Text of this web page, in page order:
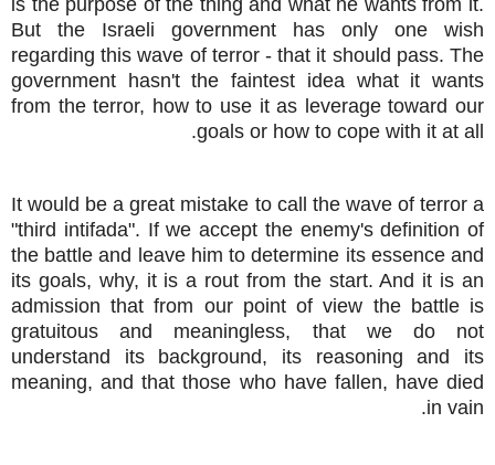
But the Israeli government has only one wish
regarding this wave of terror - that it should pass. The
government hasn't the faintest idea what it wants
from the terror, how to use it as leverage toward our
goals or how to cope with it at all.
It would be a great mistake to call the wave of terror a
"third intifada". If we accept the enemy's definition of
the battle and leave him to determine its essence and
its goals, why, it is a rout from the start. And it is an
admission that from our point of view the battle is
gratuitous and meaningless, that we do not
understand its background, its reasoning and its
meaning, and that those who havefallen, have died
in vain.